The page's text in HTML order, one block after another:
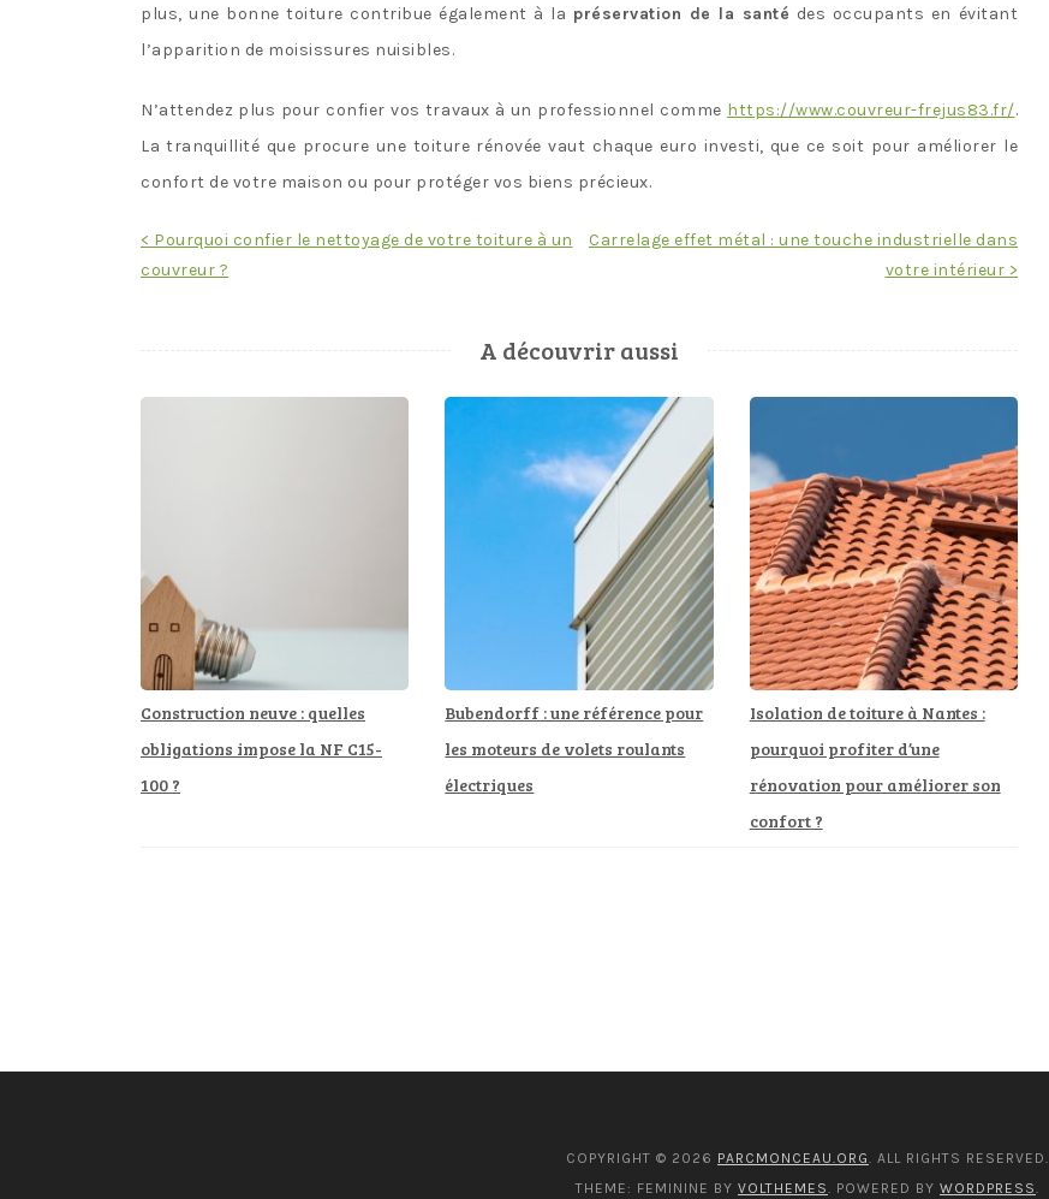
plus, une bonne toiture contribue également à la préservation de la santé des occupants en évitant
l’apparition de moisissures nuisibles.
N’attendez plus pour confier vos travaux à un professionnel comme https://www.couvreur-frejus83.fr/.
La tranquillité que procure une toiture rénovée vaut chaque euro investi, que ce soit pour améliorer le
confort de votre maison ou pour protéger vos biens précieux.
Navigation
de
< Pourquoi confier le nettoyage de votre toiture à un
couvreur ?
Carrelage effet métal : une touche industrielle dans
votre intérieur >
A découvrir aussi
Construction neuve : quelles
obligations impose la NF C15-
100 ?
Bubendorff : une référence pour
les moteurs de volets roulants
électriques
Isolation de toiture à Nantes :
pourquoi profiter d’une
rénovation pour améliorer son
confort ?
COPYRIGHT © 2026 PARCMONCEAU.ORG. ALL RIGHTS RESERVED.
THEME: FEMININE BY VOLTHEMES. POWERED BY WORDPRESS.